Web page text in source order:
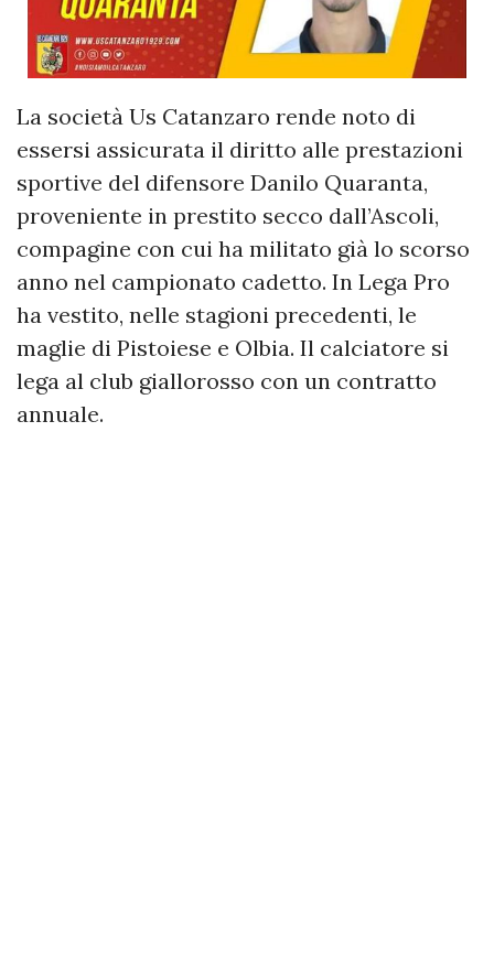
La società Us Catanzaro rende noto di
essersi assicurata il diritto alle prestazioni
sportive del difensore Danilo Quaranta,
proveniente in prestito secco dall’Ascoli,
compagine con cui ha militato già lo scorso
anno nel campionato cadetto. In Lega Pro
ha vestito, nelle stagioni precedenti, le
maglie di Pistoiese e Olbia. Il calciatore si
lega al club giallorosso con un contratto
annuale.